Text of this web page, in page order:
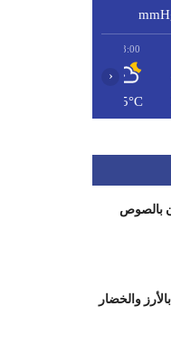
03:00
25°C
‹
بالصوص
والخضار